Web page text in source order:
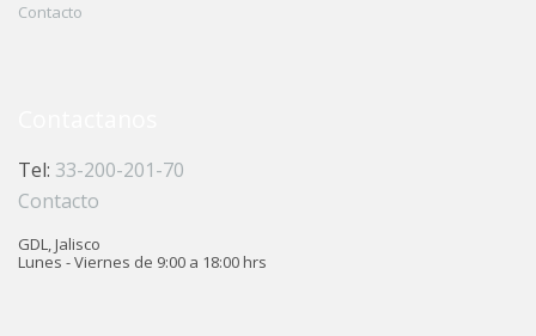
Contacto
Tel: 33-200-201-70
Contacto
GDL, Jalisco
Lunes - Viernes de 9:00 a 18:00 hrs